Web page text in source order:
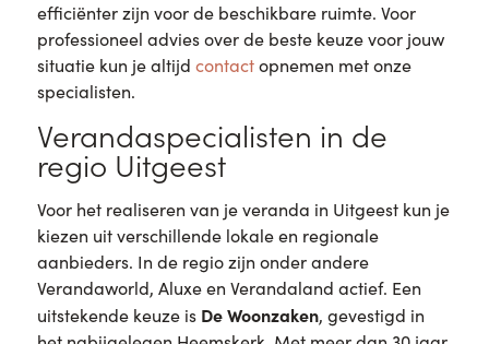
efficiënter zijn voor de beschikbare ruimte. Voor
professioneel advies over de beste keuze voor jouw
situatie kun je altijd contactopnemen met onze
specialisten.
Verandaspecialisten in de
regio Uitgeest
Voor het realiseren van je veranda in Uitgeest kun je
kiezen uit verschillende lokale en regionale
aanbieders. In de regio zijn onder andere
Verandaworld, Aluxe en Verandaland actief. Een
uitstekende keuze is De Woonzaken, gevestigd in